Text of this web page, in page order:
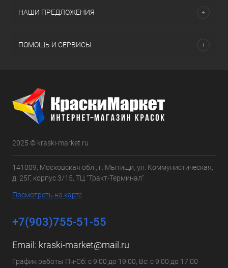
НАШИ ПРЕДЛОЖЕНИЯ
ПОМОЩЬ И СЕРВИСЫ
2025 © kraski-market.ru
141009, Московская обл., г. Мытищи, ул. Коммунистическая,
д. 25Г, корпус 3/15, ТЦ "Тракт-Терминал"
Посмотреть на карте
+7(903)755-51-55
Email: kraski-market@mail.ru
График работы Пн-Сб: с 9:00 до 19:00, Вс: с 9:00 до 17:00